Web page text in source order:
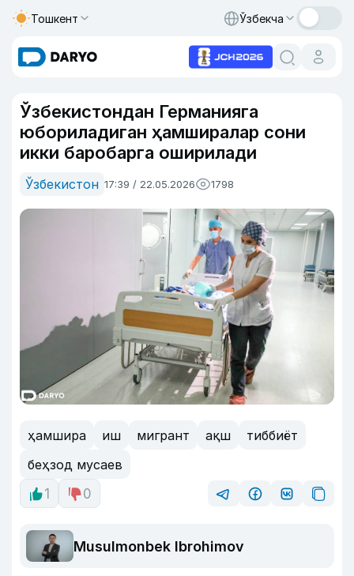
Тошкент Ўзбекча
Ўзбекистондан Германияга
юбориладиган ҳамширалар сони
икки баробарга оширилади
Ўзбекистон 17:39 / 22.05.2026 1798
ҳамшира иш мигрант ақш
тиббиёт
беҳзод мусаев
1
0
Musulmonbek Ibrohimov